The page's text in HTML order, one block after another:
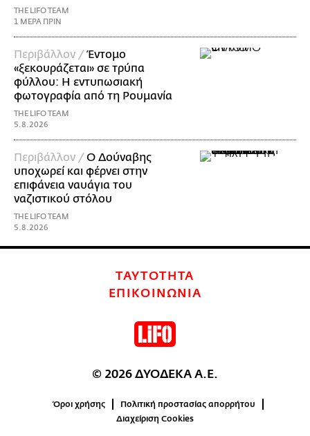
THE LIFO TEAM
1 ΜΕΡΑ ΠΡΙΝ
Περιβάλλον /Έντομο
«ξεκουράζεται» σε τρύπα
φύλλου: Η εντυπωσιακή
φωτογραφία από τη Ρουμανία
THE LIFO TEAM
5.8.2026
Περιβάλλον /Ο Δούναβης
υποχωρεί και φέρνει στην
επιφάνεια ναυάγια του
ναζιστικού στόλου
THE LIFO TEAM
5.8.2026
ΤΑΥΤΟΤΗΤΑ
ΕΠΙΚΟΙΝΩΝΙΑ
© 2026 ΔΥΟΔΕΚΑ Α.Ε.
Όροι χρήσης
Πολιτική προστασίας απορρήτου
Διαχείριση Cookies